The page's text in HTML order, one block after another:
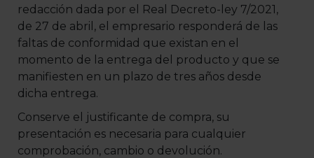
redacción dada por el Real Decreto-ley 7/2021,
de 27 de abril, el empresario responderá de las
faltas de conformidad que existan en el
momento de la entrega del producto y que se
manifiesten en un plazo de tres años desde
dicha entrega.
Conserve el justificante de compra, su
presentación es necesaria para cualquier
comprobación, cambio o devolución.